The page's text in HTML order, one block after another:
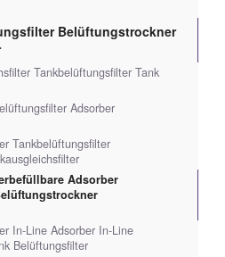
Belüftungstrockner
Tankbelüftungsfilter Tank
Adsorber
Tankbelüftungsfilter
Adsorber
In-Line Adsorber In-Line
Belüftungsfilter